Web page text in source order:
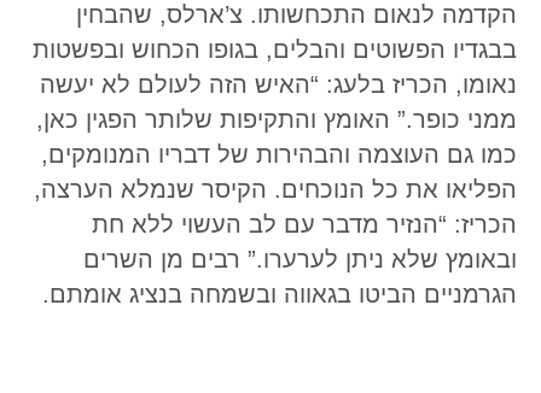
הקדמה לנאום התכחשותו. צ’ארלס, שהבחין
בבגדיו הפשוטים והבלים, בגופו הכחוש ובפשטות
נאומו, הכריז בלעג: “האיש הזה לעולם לא יעשה
ממני כופר.” האומץ והתקיפות שלותר הפגין כאן,
כמו גם העוצמה והבהירות של דבריו המנומקים,
הפליאו את כל הנוכחים. הקיסר שנמלא הערצה,
הכריז: “הנזיר מדבר עם לב העשוי ללא חת
ובאומץ שלא ניתן לערערו.” רבים מן השרים
הגרמניים הביטו בגאווה ובשמחה בנציג אומתם.